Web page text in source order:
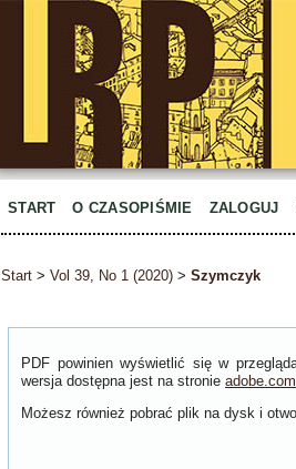
START O CZASOPIŚMIE ZALOGUJ
Start > Vol 39, No 1 (2020) > Szymczyk
PDF powinien wyświetlić się w
wersja dostępna jest na stronie adobe.com
Możesz również pobrać plik na dysk i